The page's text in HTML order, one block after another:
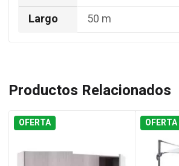
Largo
50 m
Productos Relacionados
OFERTA OFERTA